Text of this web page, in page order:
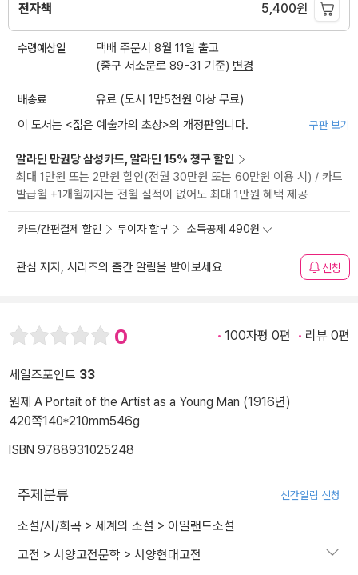
전자책 5,400원
수령예상일
택배 주문시 8월 11일 출고
(중구 서소문로 89-31 기준) 변경
배송료
유료 (도서 1만5천원 이상 무료)
이 도서는 <젊은 예술가의 초상>의 개정판입니다. 구판 보기
알라딘 만권당 삼성카드, 알라딘 15% 청구 할인
최대 1만원 또는 2만원 할인(전월 30만원 또는 60만원 이용 시) / 카드
발급월 +1개월까지는 전월 실적이 없어도 최대 1만원 혜택 제공
카드/간편결제 할인 무이자 할부 소득공제 490원
관심 저자, 시리즈의 출간 알림을 받아보세요 신청
0 100자평 0편 리뷰 0편
세일즈포인트 33
원제 A Portait of the Artist as a Young Man (1916년)
420쪽140*210mm546g
ISBN 9788931025248
주제분류 신간알림 신청
소설/시/희곡 > 세계의 소설 > 아일랜드소설
고전 > 서양고전문학 > 서양현대고전